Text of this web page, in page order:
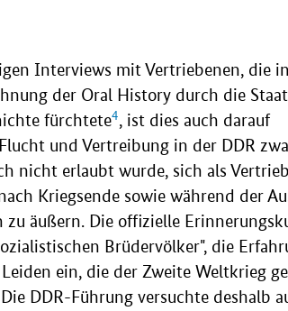
Interviews mit Vertriebenen, die
der Oral History durch die
fürchtete4, ist dies auch darauf
und Vertreibung in der DDR
nicht erlaubt wurde, sich als
Kriegsende sowie während der
äußern. Die offizielle
Brüdervölker", die
ein, die der Zweite Weltkrieg
Die DDR-Führung versuchte deshalb